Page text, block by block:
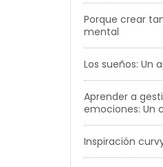
Porque crear
mental
Los sueños: Un
Aprender a
emociones: Un
Inspiración